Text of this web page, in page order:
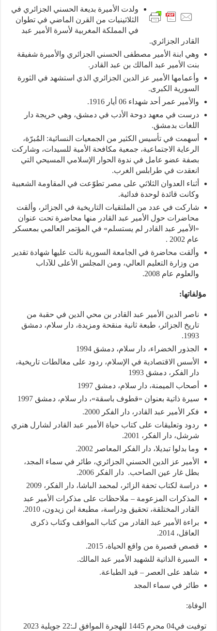
ولدت الأميرة بديعة الحسني الجزائري في
الثلاثينيات من القرن الماضي في تطوان
في المملكة المغربية لأسرة الأمير عبد
القادر الجزائري.
وهي ابنة الأمير مصطفى الحسني الجزائري والأميرة شفيقة
بنت الأمير عبد المالك بن عبد القادر.
وأعمامها الأمير عز الدين الجزائري الذي استشهد في الثورة
السورية الكبرى.
والأمير عمر أحد شهداء 06 أيار 1916.
درست في معهد دوحة الأدب في دمشق، وهي خريجة دار
اللغات بدمشق.
أسهمت في تأسيس الكثير من الجمعيات النسائية: المُبرّة،
الرعاية الاجتماعية، جمعية مكافحة الأمية للسيدات، وشاركت
بصفة عضو عامل في ندوة الحوار الإسلامي المسيحي التي
انعقدت في طرابلس الغرب.
أثناء العدوان الثلاثي على مصر تطوّعت في المقاومة الشعبية
وكانت قائدة لوحدة فدائية.
شاركت في عدد من الملتقيات التاريخية في الجزائر، وألقت
محاضرات حول الأمير عبد القادر منها محاضرة تحت عنوان
«الأمير عبد القادر لم يستسلم» في المؤتمر العالمي بمعسكر
عام 2002 .
وألقت محاضرة في الجامعة السورية نالت عليها شهادة تقدير
من وزارة التعليم العالي، ومن المجلس الأعلى للآداب
والعلوم عام 2008.
مؤلفاتها:
ناصر الدين الأمير عبد القادر بن محي الدين في حقبة من
تاريخ الجزائر، طبعة ثانية منقحة ومزيدة، دار سلام، دمشق
1993.
الجذور الخضراء، دار سلام، دمشق 1994
الأسس الاقتصادية في الإسلام، ردود على مغالطات تاريخية،
دار الفكر، دمشق 1993
أصحاب الميمنة، دار سلام، دمشق 1997
سيرة ذاتية بعنوان «قطوف باسقة»، دار سلام، دمشق 1997
فكر الأمير عبد القادر، دار الفكر 2000.
ردود وتعليقات على كتاب حياة الأمير عبد القادر لشارل هنري
شرشل، دار الفكر، 2001.
وما بدلوا تبديلا، دار الفكر المعاصر 2002.
الأمير عز الدين الحسني الجزائري، طائر في سماء المجد،
بطل غار عين الصاحب. دار الفكر 2006.
دراسة لكتاب تحفة الزائر، لمحمد الباشا، دار الفكر، 2009
المذكرات المزعومة – ملاحظات على مذكرات الأمير عبد
القادر المختلقة، تحقيق ودراسة، مطبعة ابن زيدون، 2010.
براءة الأمير عبد القادر من كتاب المواقف وكتاب ذكرى
العاقل، 2014.
قصص قصيرة من واقع الحياة، 2015.
السيرة الذاتية للشهيد الأمير عبد المالك.
شاهد على العصر – قيد الطباعة.
طائر في سماء المجد
الوفاة:
توفيت في04 محرم 1445 للهجرة الموافق لـ:22 جويلية 2023